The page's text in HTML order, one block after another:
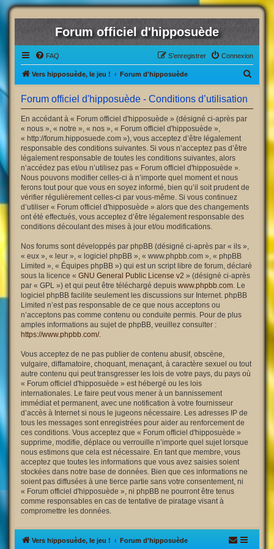
Forum officiel d'hipposuède
FAQ Connexion
S’enregistrer
Vers hipposuède, le jeu ! Forum d'hipposuède
Forum officiel d'hipposuède - Conditions d’utilisation
En accédant à « Forum officiel d'hipposuède » (désigné ci-après par
« nous », « notre », « nos », « Forum officiel d'hipposuède »,
« http://forum.hipposuede.com »), vous acceptez d’être légalement
responsable des conditions suivantes. Si vous n’acceptez pas d’être
légalement responsable de toutes les conditions suivantes, alors
n’accédez pas et/ou n’utilisez pas « Forum officiel d'hipposuède ».
Nous pouvons modifier celles-ci à n’importe quel moment et nous
ferons tout pour que vous en soyez informé, bien qu’il soit prudent de
vérifier régulièrement celles-ci par vous-même. Si vous continuez
d’utiliser « Forum officiel d'hipposuède » alors que des changements
ont été effectués, vous acceptez d’être légalement responsable des
conditions découlant des mises à jour et/ou modifications.
Nos forums sont développés par phpBB (désigné ci-après par « ils »,
« eux », « leur », « logiciel phpBB », « www.phpbb.com », « phpBB
Limited », « Équipes phpBB ») qui est un script libre de forum, déclaré
sous la licence « GNU General Public License v2 » (désigné ci-après
par « GPL ») et qui peut être téléchargé depuis www.phpbb.com. Le
logiciel phpBB facilite seulement les discussions sur Internet. phpBB
Limited n’est pas responsable de ce que nous acceptons ou
n’acceptons pas comme contenu ou conduite permis. Pour de plus
amples informations au sujet de phpBB, veuillez consulter :
https://www.phpbb.com/.
Vous acceptez de ne pas publier de contenu abusif, obscène,
vulgaire, diffamatoire, choquant, menaçant, à caractère sexuel ou tout
autre contenu qui peut transgresser les lois de votre pays, du pays où
« Forum officiel d'hipposuède » est hébergé ou les lois
internationales. Le faire peut vous mener à un bannissement
immédiat et permanent, avec une notification à votre fournisseur
d’accès à Internet si nous le jugeons nécessaire. Les adresses IP de
tous les messages sont enregistrées pour aider au renforcement de
ces conditions. Vous acceptez que « Forum officiel d'hipposuède »
supprime, modifie, déplace ou verrouille n’importe quel sujet lorsque
nous estimons que cela est nécessaire. En tant que membre, vous
acceptez que toutes les informations que vous avez saisies soient
stockées dans notre base de données. Bien que ces informations ne
soient pas diffusées à une tierce partie sans votre consentement, ni
« Forum officiel d'hipposuède », ni phpBB ne pourront être tenus
comme responsables en cas de tentative de piratage visant à
compromettre les données.
Vers hipposuède, le jeu ! Forum d'hipposuède